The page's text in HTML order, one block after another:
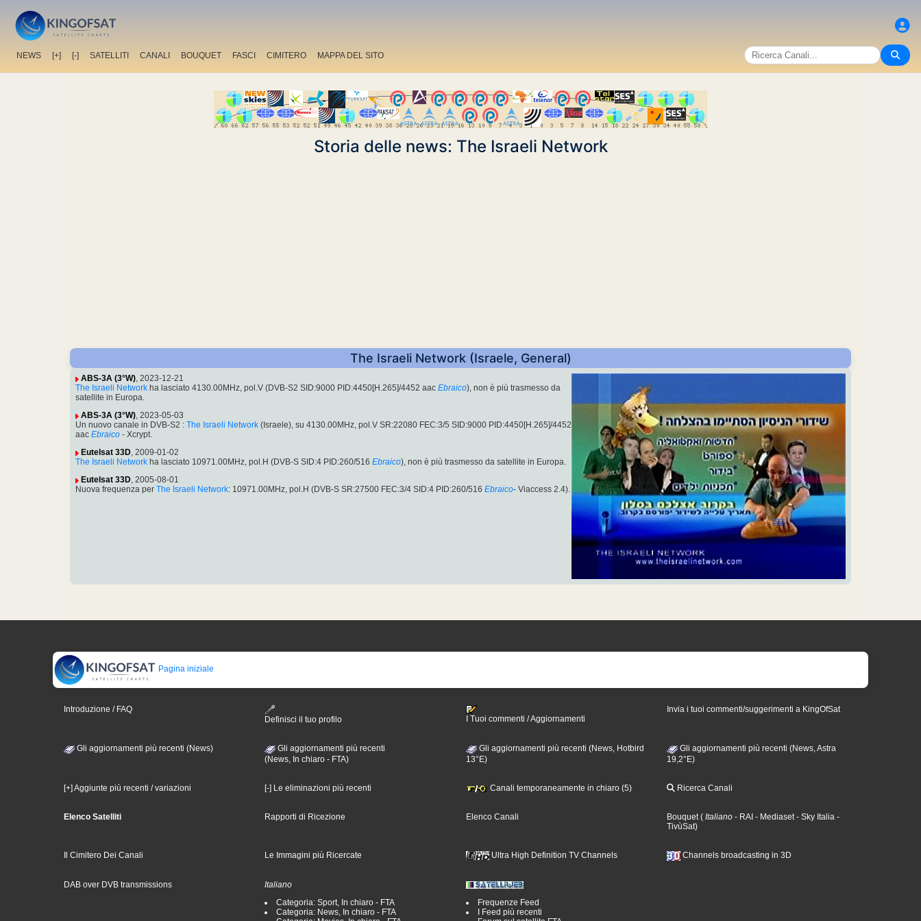
NEWS [+] [-] SATELLITI CANALI BOUQUET FASCI CIMITERO MAPPA DEL SITO
Storia delle news: The Israeli Network
The Israeli Network (Israele, General)
ABS-3A (3°W), 2023-12-21
The Israeli Network ha lasciato 4130.00MHz, pol.V (DVB-S2 SID:9000 PID:4450[H.265]/4452 aac Ebraico), non è più trasmesso da
satellite in Europa.
ABS-3A (3°W), 2023-05-03
Un nuovo canale in DVB-S2 : The Israeli Network (Israele), su 4130.00MHz, pol.V SR:22080 FEC:3/5 SID:9000 PID:4450[H.265]/4452
aac Ebraico - Xcrypt.
Eutelsat 33D, 2009-01-02
The Israeli Network ha lasciato 10971.00MHz, pol.H (DVB-S SID:4 PID:260/516 Ebraico), non è più trasmesso da satellite in Europa.
Eutelsat 33D, 2005-08-01
Nuova frequenza per The Israeli Network: 10971.00MHz, pol.H (DVB-S SR:27500 FEC:3/4 SID:4 PID:260/516 Ebraico- Viaccess 2.4).
Pagina iniziale
Introduzione / FAQ
Definisci il tuo profilo
I Tuoi commenti / Aggiornamenti
Invia i tuoi commenti/suggerimenti a KingOfSat
Gli aggiornamenti più recenti (News)
Gli aggiornamenti più recenti
(News, In chiaro - FTA)
Gli aggiornamenti più recenti (News, Hotbird
13°E)
Gli aggiornamenti più recenti (News, Astra
19,2°E)
[+] Aggiunte più recenti / variazioni [-] Le eliminazioni più recenti Canali temporaneamente in chiaro (5) Ricerca Canali
Elenco Satelliti Rapporti di Ricezione Elenco Canali Bouquet( Italiano - RAI - Mediaset- Sky Italia -
TivùSat)
Il Cimitero Dei Canali Le Immagini più Ricercate Ultra High Definition TV Channels Channels broadcasting in 3D
DAB over DVB transmissions
Italiano
Categoria: Sport, In chiaro - FTA
Categoria: News, In chiaro - FTA
Frequenze Feed
I Feed più recenti